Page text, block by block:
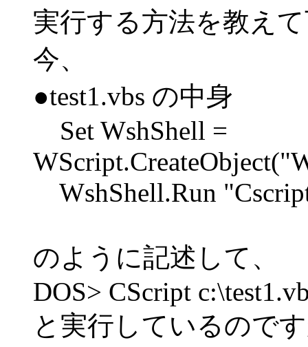
実行する方法を教え
今、
●test1.vbs の中身
Set WshShell =
WshShell.Run
のように記述して、
DOS> CScript
と実行しているので